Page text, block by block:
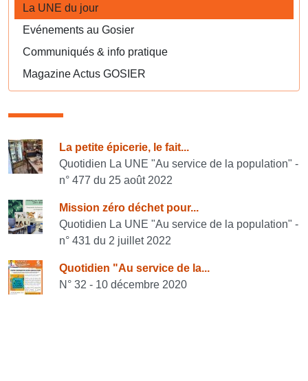
La UNE du jour
Evénements au Gosier
Communiqués & info pratique
Magazine Actus GOSIER
Consulter également
La petite épicerie, le fait...
Quotidien La UNE "Au service de la population" -
n° 477 du 25 août 2022
Mission zéro déchet pour...
Quotidien La UNE "Au service de la population" -
n° 431 du 2 juillet 2022
Quotidien "Au service de la...
N° 32 - 10 décembre 2020